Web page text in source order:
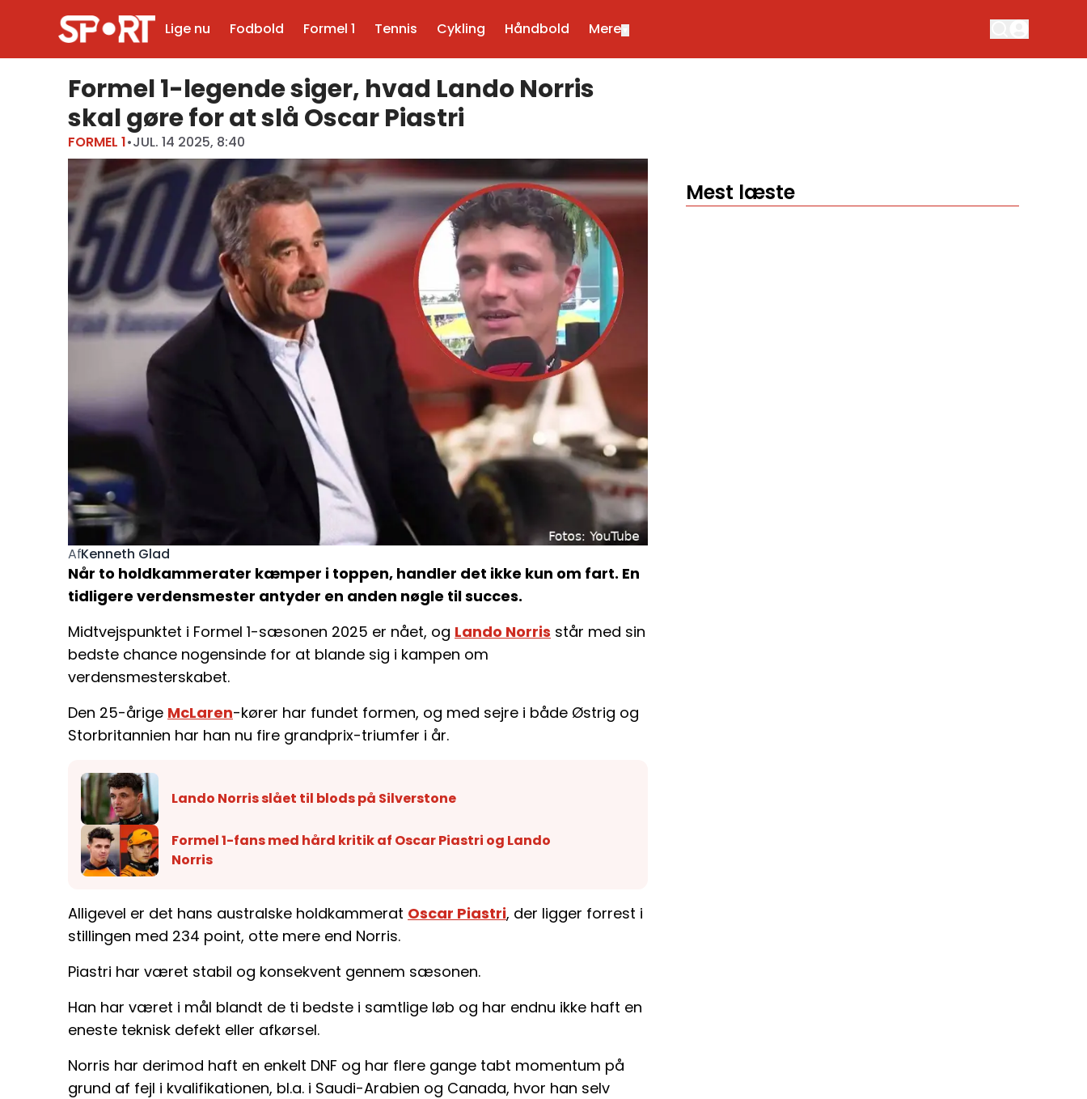
Lige nu Fodbold Formel 1 Tennis Cykling Håndbold Mere
Formel 1-legende siger, hvad Lando Norris
skal gøre for at slå Oscar Piastri
FORMEL 1•JUL. 14 2025, 8:40
AfKenneth Glad
Når to holdkammerater kæmper i toppen, handler det ikke kun om fart. En
tidligere verdensmester antyder en anden nøgle til succes.
Midtvejspunktet i Formel 1-sæsonen 2025 er nået, og Lando Norris står med sin
bedste chance nogensinde for at blande sig i kampen om
verdensmesterskabet.
Den 25-årige McLaren-kører har fundet formen, og med sejre i både Østrig og
Storbritannien har han nu fire grandprix-triumfer i år.
Lando Norris slået til blods på Silverstone
Formel 1-fans med hård kritik af Oscar Piastri og Lando
Norris
Alligevel er det hans australske holdkammerat Oscar Piastri, der ligger forrest i
stillingen med 234 point, otte mere end Norris.
Piastri har været stabil og konsekvent gennem sæsonen.
Han har været i mål blandt de ti bedste i samtlige løb og har endnu ikke haft en
eneste teknisk defekt eller afkørsel.
Norris har derimod haft en enkelt DNF og har flere gange tabt momentum på
grund af fejl i kvalifikationen, bl.a. i Saudi-Arabien og Canada, hvor han selv
Mest læste